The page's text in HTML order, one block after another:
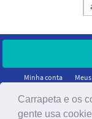
Minha conta
Carrapeta e os
gente usa